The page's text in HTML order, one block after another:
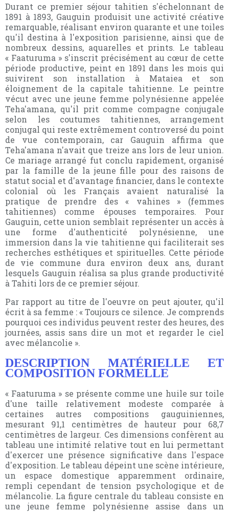
Durant ce premier séjour tahitien s'échelonnant de
1891 à 1893, Gauguin produisit une activité créative
remarquable, réalisant environ quarante et une toiles
qu'il destina à l'exposition parisienne, ainsi que de
nombreux dessins, aquarelles et prints. Le tableau
« Faaturuma » s'inscrit précisément au cœur de cette
période productive, peint en 1891 dans les mois qui
suivirent son installation à Mataiea et son
éloignement de la capitale tahitienne. Le peintre
vécut avec une jeune femme polynésienne appelée
Teha'amana, qu'il prit comme compagne conjugale
selon les coutumes tahitiennes, arrangement
conjugal qui reste extrêmement controversé du point
de vue contemporain, car Gauguin affirma que
Teha'amana n'avait que treize ans lors de leur union.
Ce mariage arrangé fut conclu rapidement, organisé
par la famille de la jeune fille pour des raisons de
statut social et d'avantage financier, dans le contexte
colonial où les Français avaient naturalisé la
pratique de prendre des « vahines » (femmes
tahitiennes) comme épouses temporaires. Pour
Gauguin, cette union semblait représenter un accès à
une forme d'authenticité polynésienne, une
immersion dans la vie tahitienne qui faciliterait ses
recherches esthétiques et spirituelles. Cette période
de vie commune dura environ deux ans, durant
lesquels Gauguin réalisa sa plus grande productivité
à Tahiti lors de ce premier séjour.
Par rapport au titre de l'oeuvre on peut ajouter, qu'il
écrit à sa femme : « Toujours ce silence. Je comprends
pourquoi ces individus peuvent rester des heures, des
journées, assis sans dire un mot et regarder le ciel
avec mélancolie ».
DESCRIPTION MATÉRIELLE ET
COMPOSITION FORMELLE
« Faaturuma » se présente comme une huile sur toile
d'une taille relativement modeste comparée à
certaines autres compositions gauguiniennes,
mesurant 91,1 centimètres de hauteur pour 68,7
centimètres de largeur. Ces dimensions confèrent au
tableau une intimité relative tout en lui permettant
d'exercer une présence significative dans l'espace
d'exposition. Le tableau dépeint une scène intérieure,
un espace domestique apparemment ordinaire,
rempli cependant de tension psychologique et de
mélancolie. La figure centrale du tableau consiste en
une jeune femme polynésienne assise dans un